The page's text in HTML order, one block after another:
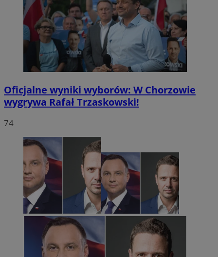
Oficjalne wyniki wyborów: W Chorzowie
wygrywa Rafał Trzaskowski!
74